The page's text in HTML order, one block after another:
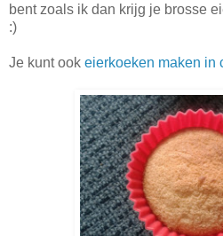
bent zoals ik dan krijg je brosse
:)
Je kunt ook eierkoeken maken in